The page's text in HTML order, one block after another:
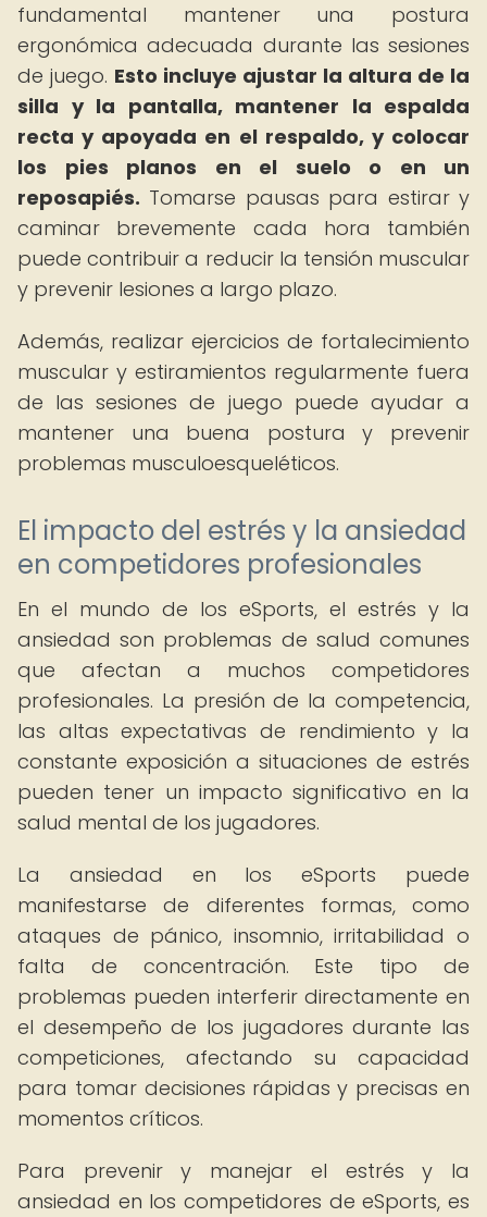
fundamental mantener una postura
ergonómica adecuada durante las sesiones
de juego. Esto incluye ajustar la altura de la
silla y la pantalla, mantener la espalda
recta y apoyada en el respaldo, y colocar
los pies planos en el suelo o en un
reposapiés. Tomarse pausas para estirar y
caminar brevemente cada hora también
puede contribuir a reducir la tensión muscular
y prevenir lesiones a largo plazo.
Además, realizar ejercicios de fortalecimiento
muscular y estiramientos regularmente fuera
de las sesiones de juego puede ayudar a
mantener una buena postura y prevenir
problemas musculoesqueléticos.
El impacto del estrés y la ansiedad
en competidores profesionales
En el mundo de los eSports, el estrés y la
ansiedad son problemas de salud comunes
que afectan a muchos competidores
profesionales. La presión de la competencia,
las altas expectativas de rendimiento y la
constante exposición a situaciones de estrés
pueden tener un impacto significativo en la
salud mental de los jugadores.
La ansiedad en los eSports puede
manifestarse de diferentes formas, como
ataques de pánico, insomnio, irritabilidad o
falta de concentración. Este tipo de
problemas pueden interferir directamente en
el desempeño de los jugadores durante las
competiciones, afectando su capacidad
para tomar decisiones rápidas y precisas en
momentos críticos.
Para prevenir y manejar el estrés y la
ansiedad en los competidores de eSports, es